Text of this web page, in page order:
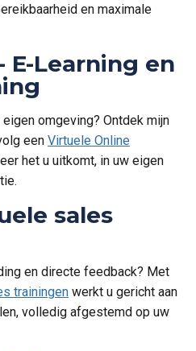
en maximale
E-Learning en
omgeving? Ontdek mijn
een Virtuele Online
het u uitkomt, in uw eigen
sales
en directe feedback? Met
trainingen werkt u gericht aan
volledig afgestemd op uw